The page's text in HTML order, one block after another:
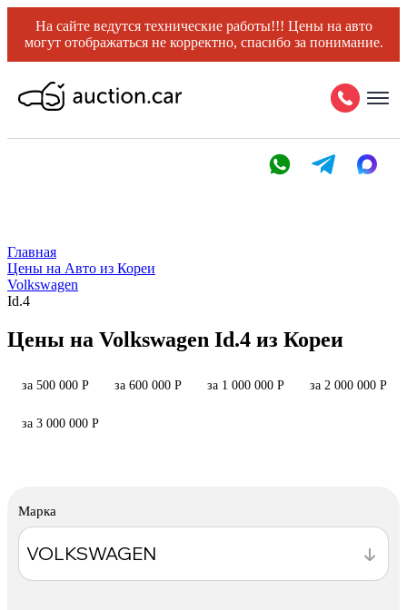
На сайте ведутся технические работы!!! Цены на авто
могут отображаться не корректно, спасибо за понимание.
Главная
Цены на Авто из Кореи
Volkswagen
Id.4
Цены на Volkswagen Id.4 из Кореи
за 500 000 Р за 600 000 Р за 1 000 000 Р за 2 000 000 Р
за 3 000 000 Р
Марка